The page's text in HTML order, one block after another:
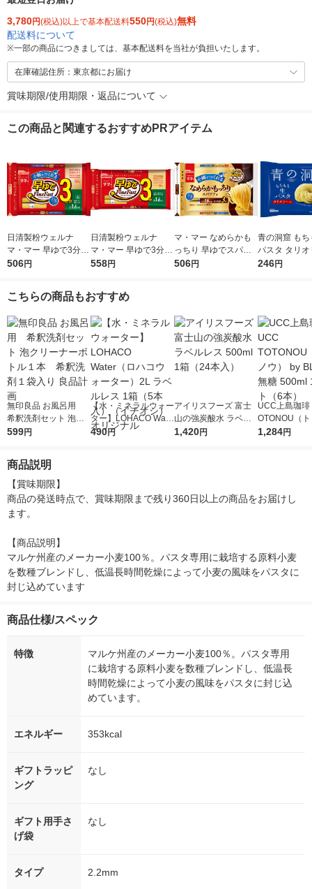
3,780円(税込)以上で基本配送料550円(税込)無料
配送料について
※一部の商品につきましては、基本配送料を当社が負担いたします。
在庫確認住所：東京都にお届け
賞味期限/使用期限・返品について
この商品と関連するおすすめPRアイテム
日清製粉ウェルナ
マ・マー 早ゆで3分ス
パゲティ2/3サイズ1.6
506円
日清製粉ウェルナ
マ・マー 早ゆで3分ス
パゲティ 1.6mm チャ
558円
マ・マー なめらかも
っちり 早ゆでスパゲ
ティ 2/3サイズ チャッ
506円
青の洞窟 もち
パスタ タリオ
1袋（150g）
246円
こちらの商品もおすすめ
無印良品 お風呂用
希釈洗剤セット 泡ク
リーナーボトル１本
599円
【水・ミネラルウォー
ター】LOHACO Wate
r（ロハコウォータ
490円
アイリスフーズ 富士
山の強炭酸水 ラベル
レス 500ml 1箱（24
1,420円
UCC上島珈琲
OTONOU（
ウ） by
1,284円
商品説明
【賞味期限】
商品の発送時点で、賞味期限まで残り360日以上の商品をお届けし
ます。
【商品説明】
マルケ州産のメーカー小麦100％。パスタ専用に栽培する原料小麦
を数種ブレンドし、低温長時間乾燥によって小麦の風味をパスタに
封じ込めています
商品仕様/スペック
特徴
マルケ州産のメーカー小麦100％。パスタ専用
に栽培する原料小麦を数種ブレンドし、低温長
時間乾燥によって小麦の風味をパスタに封じ込
めています。
エネルギー 353kcal
ギフトラッピ
ング
なし
ギフト用手さ
げ袋
なし
タイプ 2.2mm